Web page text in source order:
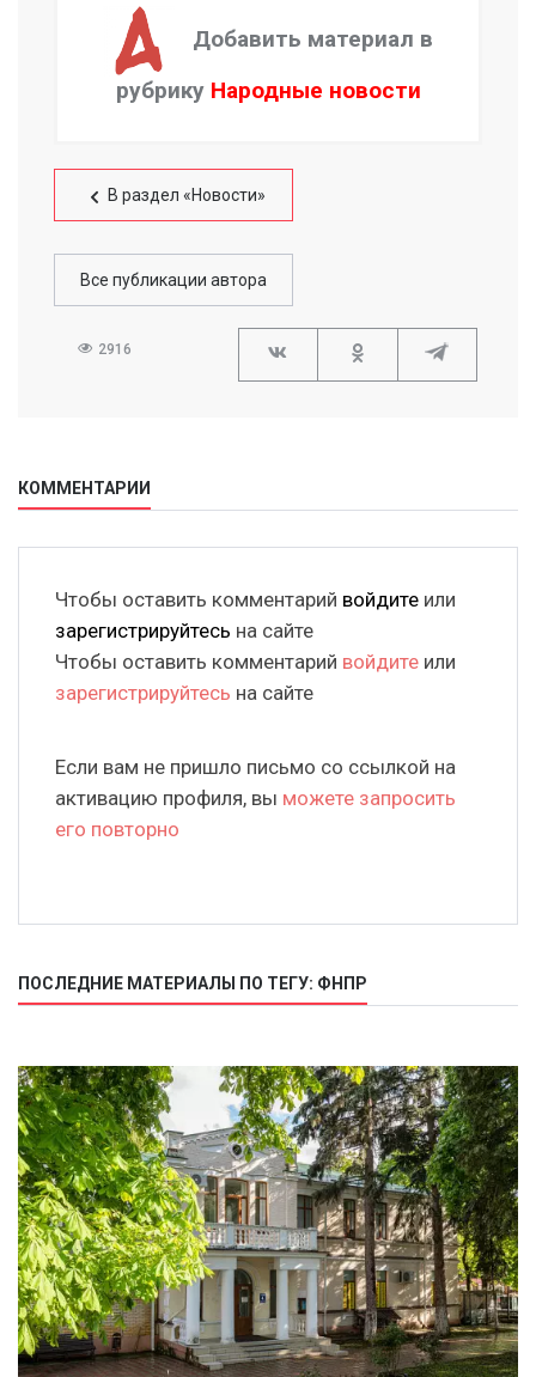
Добавить материал в
рубрику Народные новости
В раздел «Новости»
Все публикации автора
2916
КОММЕНТАРИИ
Чтобы оставить комментарий войдите или
зарегистрируйтесь на сайте
Чтобы оставить комментарий войдите или
зарегистрируйтесь на сайте
Если вам не пришло письмо со ссылкой на
активацию профиля, вы можете запросить
его повторно
ПОСЛЕДНИЕ МАТЕРИАЛЫ ПО ТЕГУ: ФНПР